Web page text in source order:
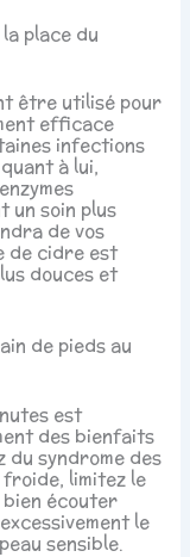
place du
être utilisé pour
efficace
infections
à lui,
un soin plus
de vos
de cidre est
douces et
de pieds au
est
des bienfaits
du syndrome des
froide, limitez le
bien écouter
le
sensible.